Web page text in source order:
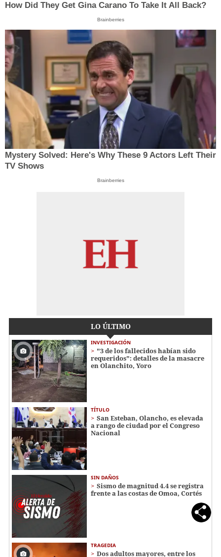
How Did They Get Gina Carano To Take It All Back?
Brainberries
Mystery Solved: Here's Why These 9 Actors Left Their
TV Shows
Brainberries
LO ÚLTIMO
INVESTIGACIÓN
"3 de los fallecidos habían sido
requeridos": detalles de la masacre
en Olanchito, Yoro
TÍTULO
San Esteban, Olancho, es elevada
a rango de ciudad por el Congreso
Nacional
SIN DAÑOS
Sismo de magnitud 4.4 se registra
frente a las costas de Omoa, Cortés
TRAGEDIA
Dos adultos mayores, entre los